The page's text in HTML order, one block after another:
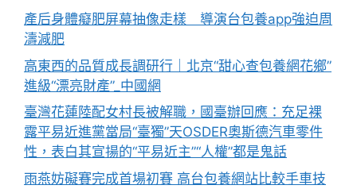
產后身體癡肥屏幕抽像走樣 導演台包養app強迫周
濤減肥
高東西的品質成長調研行｜北京“甜心查包養網花鄉”
進級“漂亮財產”_中國網
臺灣花蓮陸配女村長被解職，國臺辦回應：充足裸
露平易近進黨當局“臺獨”天OSDER奧斯德汽車零件
性，表白其宣揚的“平易近主”“人權”都是鬼話
雨燕妨礙賽完成首場初賽 高台包養網站比較手車技